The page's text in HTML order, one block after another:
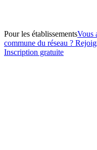
Pour les établissementsVous
commune du réseau ?
Inscription gratuite